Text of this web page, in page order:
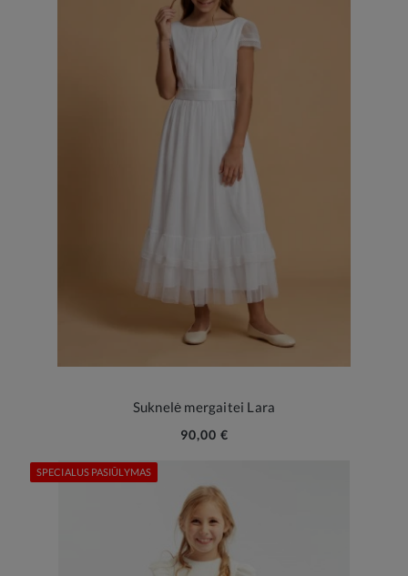
Suknelė mergaitei Lara
90,00 €
SPECIALUS PASIŪLYMAS